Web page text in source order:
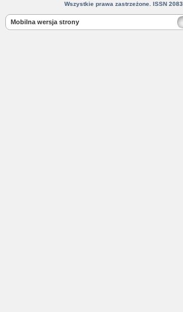
Wszystkie prawa zastrzeżone. ISSN
Mobilna wersja strony